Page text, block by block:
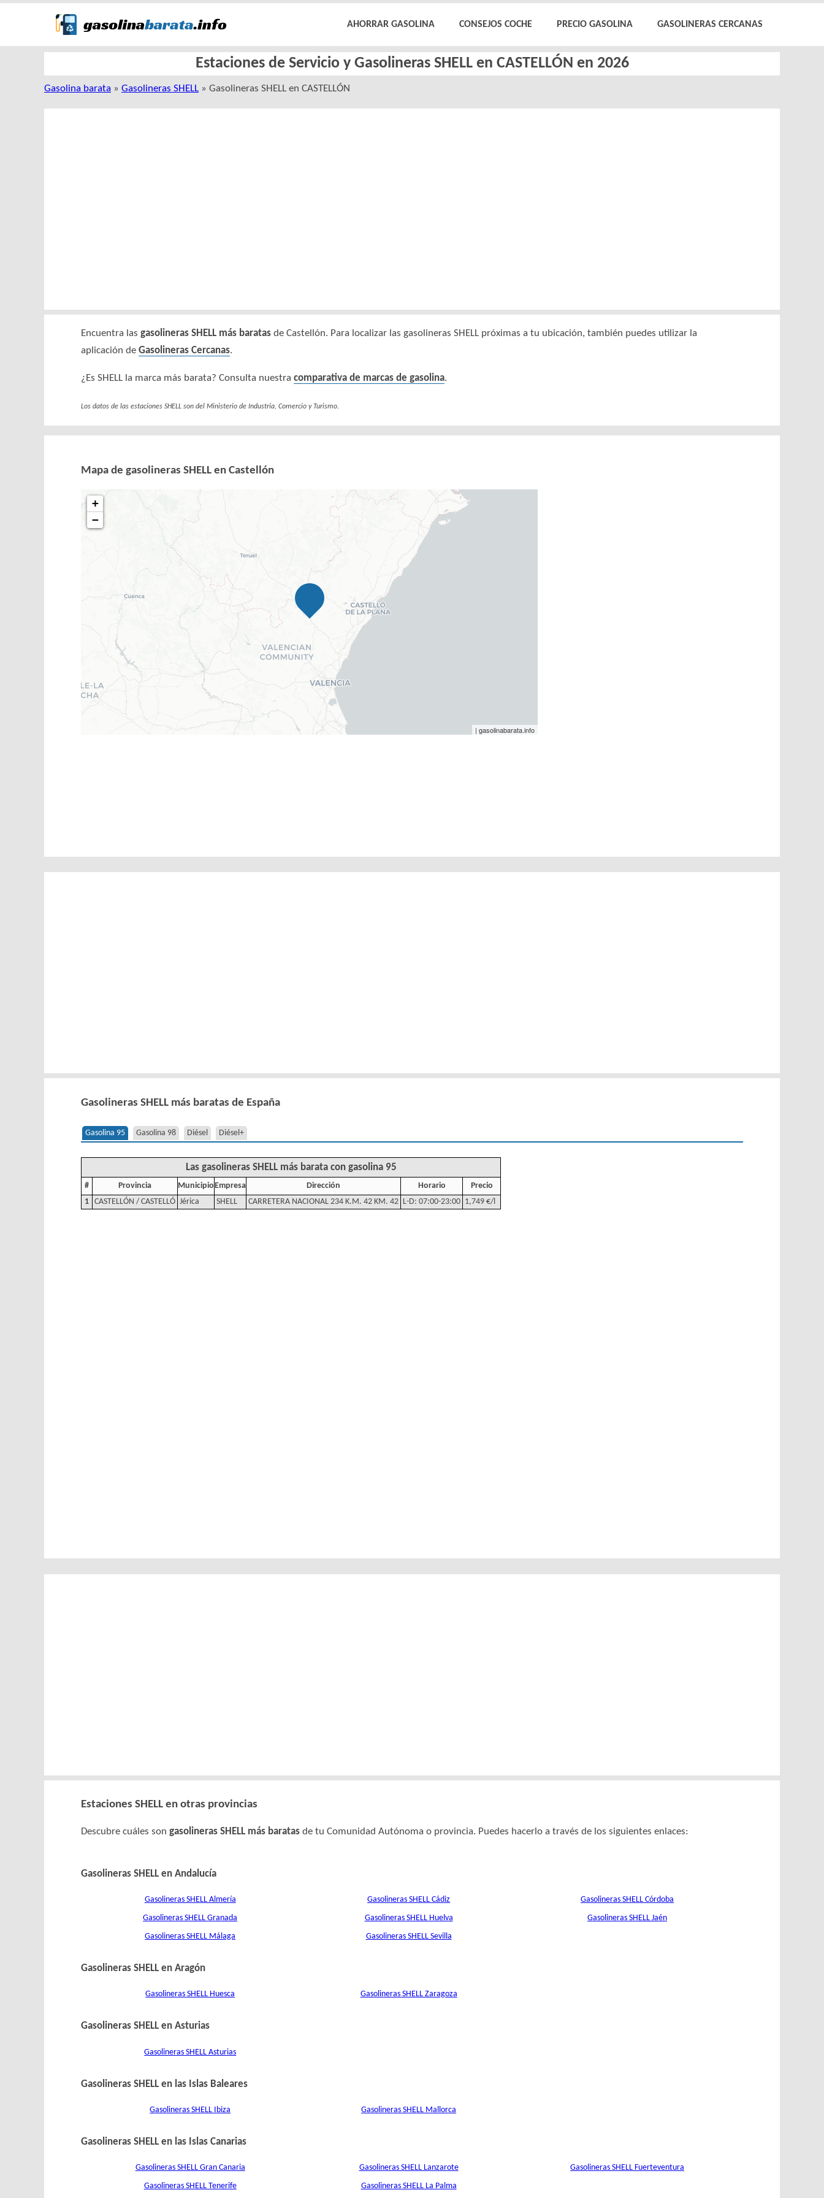
AHORRAR GASOLINA CONSEJOS COCHE PRECIO GASOLINA GASOLINERAS CERCANAS
Estaciones de Servicio y Gasolineras SHELL en CASTELLÓN en 2026
Gasolina barata » Gasolineras SHELL » Gasolineras SHELL en CASTELLÓN
Encuentra las gasolineras SHELL más baratas de Castellón. Para localizar las gasolineras SHELL próximas a tu ubicación, también puedes utilizar la
aplicación de Gasolineras Cercanas.
¿Es SHELL la marca más barata? Consulta nuestra comparativa de marcas de gasolina.
Los datos de las estaciones SHELL son del Ministerio de Industria, Comercio y Turismo.
Mapa de gasolineras SHELL en Castellón
+
−
| gasolinabarata.info
Gasolineras SHELL más baratas de España
Gasolina 95 Gasolina 98 Diésel Diésel+
Las gasolineras SHELL más barata con gasolina 95
# Provincia MunicipioEmpresa Dirección Horario
Precio
1 CASTELLÓN / CASTELLÓ Jérica SHELL CARRETERA NACIONAL 234 K.M. 42 KM. 42 L-D: 07:00-23:00 1,749 €/l
Estaciones SHELL en otras provincias
Descubre cuáles son gasolineras SHELL más baratas de tu Comunidad Autónoma o provincia. Puedes hacerlo a través de los siguientes enlaces:
Gasolineras SHELL en Andalucía
Gasolineras SHELL Almería Gasolineras SHELL Cádiz Gasolineras SHELL Córdoba
Gasolineras SHELL Granada Gasolineras SHELL Huelva Gasolineras SHELL Jaén
Gasolineras SHELL Málaga Gasolineras SHELL Sevilla
Gasolineras SHELL en Aragón
Gasolineras SHELL Huesca Gasolineras SHELL Zaragoza
Gasolineras SHELL en Asturias
Gasolineras SHELL Asturias
Gasolineras SHELL en las Islas Baleares
Gasolineras SHELL Ibiza Gasolineras SHELL Mallorca
Gasolineras SHELL en las Islas Canarias
Gasolineras SHELL Gran Canaria Gasolineras SHELL Lanzarote Gasolineras SHELL Fuerteventura
Gasolineras SHELL Tenerife Gasolineras SHELL La Palma